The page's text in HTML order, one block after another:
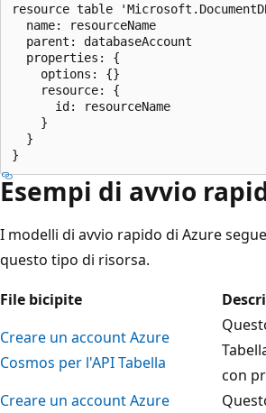
resource table
  name: resourceName
  parent: databaseAccount
  properties: {
    options: {}
    resource: {
      id: resourceName
    }
  }
Esempi di avvio
I modelli di avvio rapido di Azure
questo tipo di risorsa.
File bicipite
Creare un account Azure
Cosmos per l'API Tabella
con
Creare un account Azure